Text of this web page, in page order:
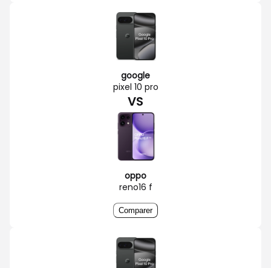
google
pixel 10 pro
VS
oppo
reno16 f
Comparer